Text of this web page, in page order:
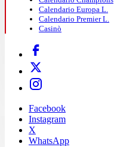
Calendario Europa L.
Calendario Premier L.
Casinò
Facebook
Instagram
X
WhatsApp